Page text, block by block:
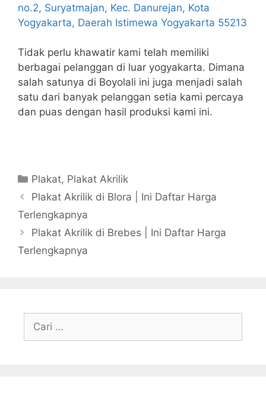
no.2, Suryatmajan, Kec. Danurejan, Kota
Yogyakarta, Daerah Istimewa Yogyakarta 55213
Tidak perlu khawatir kami telah memiliki
berbagai pelanggan di luar yogyakarta. Dimana
salah satunya di Boyolali ini juga menjadi salah
satu dari banyak pelanggan setia kami percaya
dan puas dengan hasil produksi kami ini.
Kategori
Plakat, Plakat Akrilik
Plakat Akrilik di Blora | Ini Daftar Harga
Terlengkapnya
Plakat Akrilik di Brebes | Ini Daftar Harga
Terlengkapnya
untuk: